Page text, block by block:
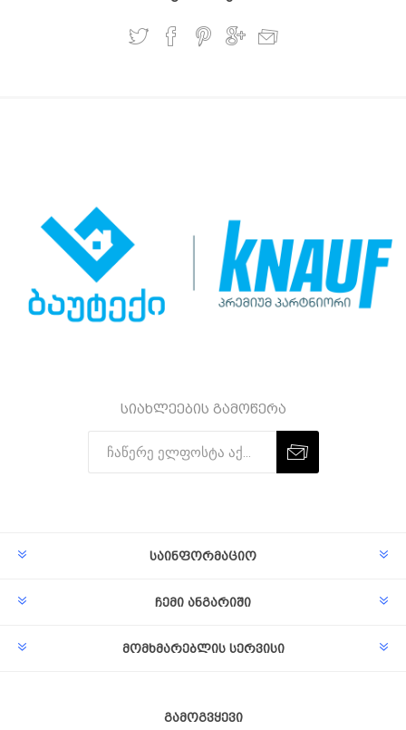
სიახლეების გამოწერა
საინფორმაციო
ჩემი ანგარიში
მომხმარებლის სერვისი
გამოგვყევი